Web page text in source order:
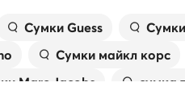
Сумки Guess
Сумки майкл корс
Marc Jacobs
сумка